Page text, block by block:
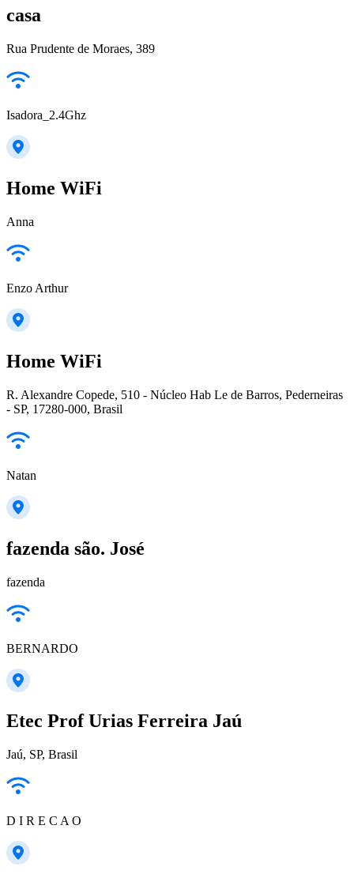
casa
Rua Prudente de Moraes, 389
Isadora_2.4Ghz
Home WiFi
Anna
Enzo Arthur
Home WiFi
R. Alexandre Copede, 510 - Núcleo Hab Le de Barros, Pederneiras
- SP, 17280-000, Brasil
Natan
fazenda são. José
fazenda
BERNARDO
Etec Prof Urias Ferreira Jaú
Jaú, SP, Brasil
D I R E C A O